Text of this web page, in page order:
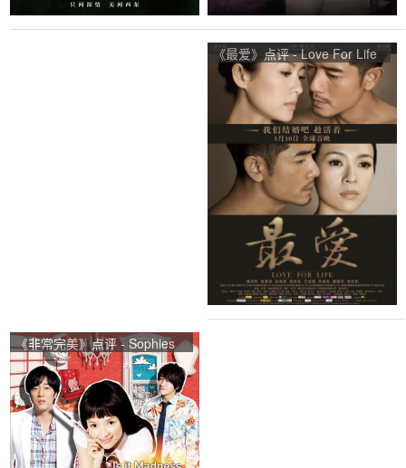
《最爱》点评 - Love For Life
网友评价
《非常完美》点评 - Sophies
Revenge网友评价